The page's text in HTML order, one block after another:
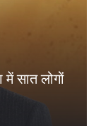
सात लोगों